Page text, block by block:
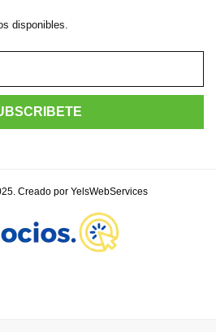
disponibles.
Creado por YelsWebServices